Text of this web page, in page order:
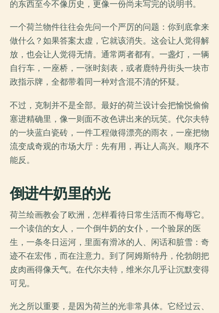
的东西至今不像历史，更像一份尚未写完的说明书。
一个荷兰物件往往会先问一个严厉的问题：你到底拿来
做什么？如果答案太虚，它就该消失。这会让人觉得解
放，也会让人觉得无情。通常两者都有。一盏灯，一辆
自行车，一座桥，一张时刻表，或者鹿特丹街头一块市
政指示牌，全都带着同一种对含混不清的怀疑。
不过，克制并不是全部。最好的荷兰设计会把愉悦偷偷
塞进精确里，像一则面不改色讲出来的玩笑。代尔夫特
的一块蓝白瓷砖，一件工程做得漂亮的雨衣，一座把物
流变成奇观的市场大厅：先有用，再让人高兴。顺序不
能反。
倒进牛奶里的光
荷兰绘画教会了欧洲，怎样看待日常生活而不侮辱它。
一个读信的女人，一个倒牛奶的女仆，一个验尿的医
生，一条冬日运河，里面有滑冰的人、闲话和脏雪：奇
迹不在宏伟，而在注意力。到了阿姆斯特丹，伦勃朗把
皮肉画得像天气。在代尔夫特，维米尔几乎让沉默变得
可见。
光之所以重要，是因为荷兰的光非常具体。它经过云、